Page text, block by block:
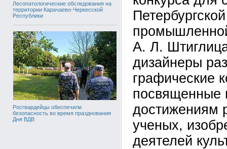
Лесопатологические обследования на
территории Карачаево-Черкесской
Республики
Росгвардейцы обеспечили
безопасность во время празднования
Дня ВДВ
А. Л.
дизайнеры
графические
достижениям
ученых,
деятелей